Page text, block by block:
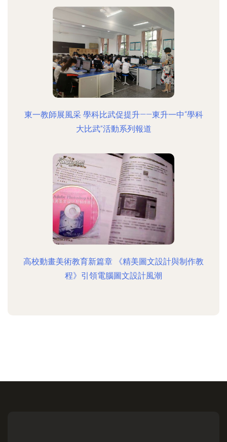
東一教師展風采 學科比武促提升——東升一中“學科
大比武”活動系列報道
高校動畫美術教育新篇章 《精美圖文設計與制作教
程》引領電腦圖文設計風潮